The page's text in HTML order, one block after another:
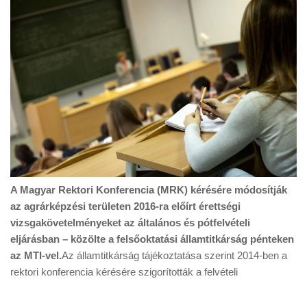
A Magyar Rektori Konferencia (MRK) kérésére módosítják
az agrárképzési területen 2016-ra előírt érettségi
vizsgakövetelményeket az általános és pótfelvételi
eljárásban – közölte a felsőoktatási államtitkárság pénteken
az MTI-vel.Az államtitkárság tájékoztatása szerint 2014-ben a
rektori konferencia kérésére szigorították a felvételi